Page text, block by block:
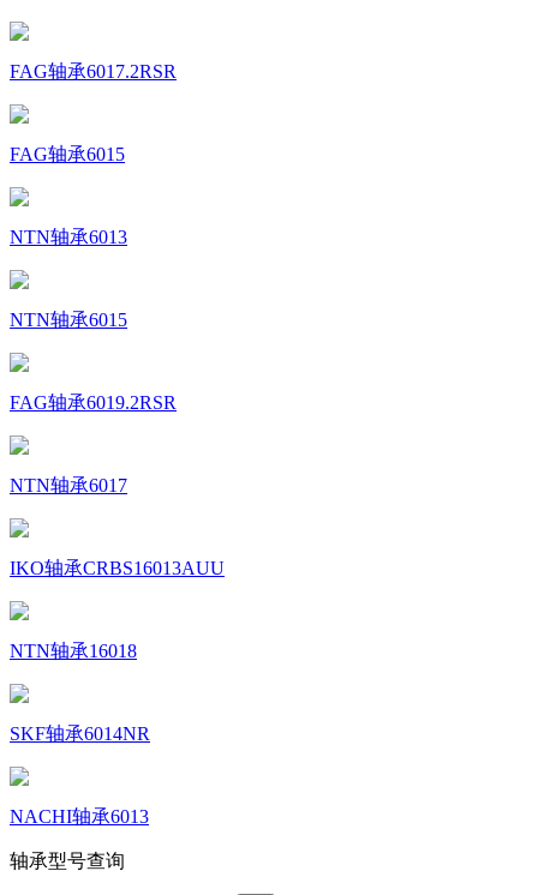
FAG轴承6017.2RSR
FAG轴承6015
NTN轴承6013
NTN轴承6015
FAG轴承6019.2RSR
NTN轴承6017
IKO轴承CRBS16013AUU
NTN轴承16018
SKF轴承6014NR
NACHI轴承6013
轴承型号查询